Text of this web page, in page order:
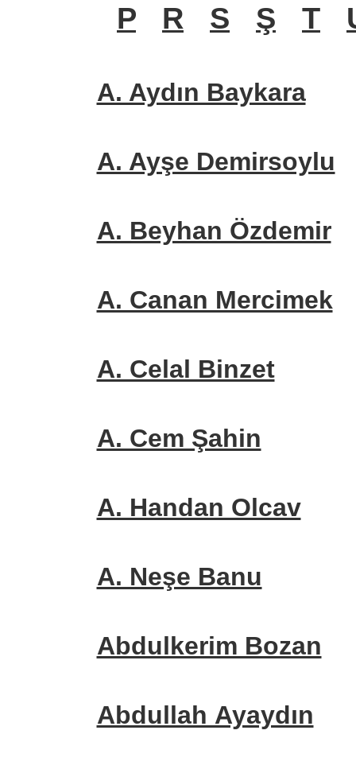
P R S Ş T
A. Aydın Baykara
A. Ayşe Demirsoylu
A. Beyhan Özdemir
A. Canan Mercimek
A. Celal Binzet
A. Cem Şahin
A. Handan Olcav
A. Neşe Banu
Abdulkerim Bozan
Abdullah Ayaydın